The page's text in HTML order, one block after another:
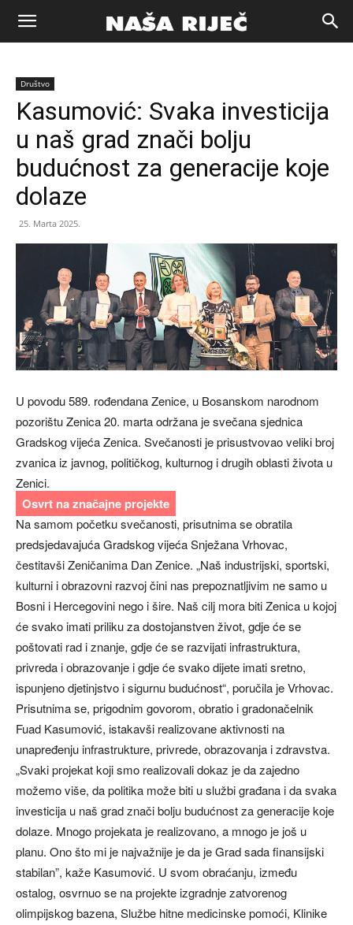
Naša
riječ
Zenica
Društvo
Kasumović: Svaka investicija
u naš grad znači bolju
budućnost za generacije koje
dolaze
25. Marta 2025.
U povodu 589. rođendana Zenice, u Bosanskom narodnom
pozorištu Zenica 20. marta održana je svečana sjednica
Gradskog vijeća Zenica. Svečanosti je prisustvovao veliki broj
zvanica iz javnog, političkog, kulturnog i drugih oblasti života u
Zenici.
Osvrt na značajne projekte
Na samom početku svečanosti, prisutnima se obratila
predsjedavajuća Gradskog vijeća Snježana Vrhovac,
čestitavši Zeničanima Dan Zenice. „Naš industrijski, sportski,
kulturni i obrazovni razvoj čini nas prepoznatljivim ne samo u
Bosni i Hercegovini nego i šire. Naš cilj mora biti Zenica u kojoj
će svako imati priliku za dostojanstven život, gdje će se
poštovati rad i znanje, gdje će se razvijati infrastruktura,
privreda i obrazovanje i gdje će svako dijete imati sretno,
ispunjeno djetinjstvo i sigurnu budućnost“, poručila je Vrhovac.
Prisutnima se, prigodnim govorom, obratio i gradonačelnik
Fuad Kasumović, istakavši realizovane aktivnosti na
unapređenju infrastrukture, privrede, obrazovanja i zdravstva.
„Svaki projekat koji smo realizovali dokaz je da zajedno
možemo više, da politika može biti u službi građana i da svaka
investicija u naš grad znači bolju budućnost za generacije koje
dolaze. Mnogo projekata je realizovano, a mnogo je još u
planu. Ono što mi je najvažnije je da je Grad sada finansijski
stabilan”, kaže Kasumović. U svom obraćanju, između
ostalog, osvrnuo se na projekte izgradnje zatvorenog
olimpijskog bazena, Službe hitne medicinske pomoći, Klinike